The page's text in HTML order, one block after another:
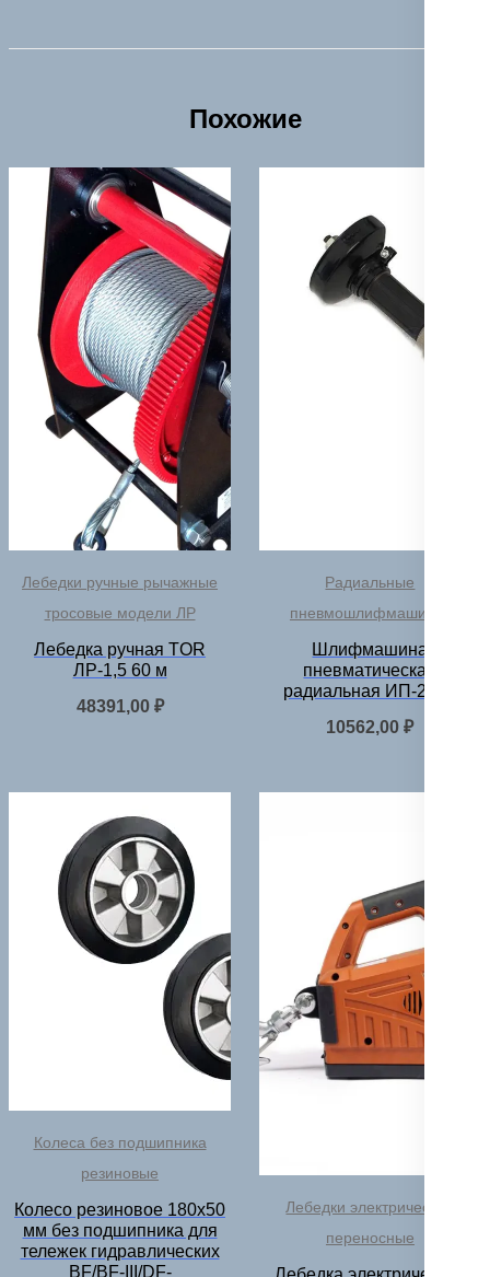
Похожие
Лебедки ручные рычажные
тросовые модели ЛР
Лебедка ручная TOR
ЛР-1,5 60 м
48391,00 ₽
Радиальные
пневмошлифмашинки
Шлифмашина
пневматическая
радиальная ИП-2020
10562,00₽
Колеса без подшипника
резиновые
Колесо резиновое 180х50
мм без подшипника для
тележек гидравлических
BF/BF-III/DF-
Лебедки электрические
переносные